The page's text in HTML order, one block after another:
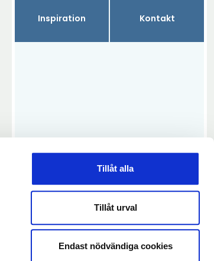
Tillåt alla
Tillåt urval
Endast nödvändiga cookies
Inspiration Kontakt